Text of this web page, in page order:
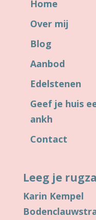
Home
Over mij
Blog
Aanbod
Edelstenen
Geef je huis
ankh
Contact
Leeg je
Karin Kempel